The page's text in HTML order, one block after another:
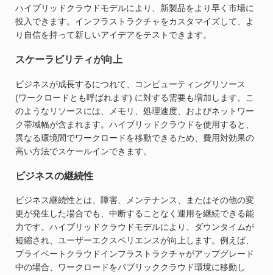
ハイブリッドクラウドモデルにより、新製品をより早く市場に
投入できます。インフラストラクチャをカスタマイズして、よ
り自信を持って新しいアイデアをテストできます。
スケーラビリティが向上
ビジネスが成長するにつれて、コンピューティングリソース
(ワークロードとも呼ばれます) に対する需要も増加します。こ
のようなリソースには、メモリ、処理速度、およびネットワー
ク帯域幅が含まれます。ハイブリッドクラウドを使用すると、
異なる環境間でワークロードを移動できるため、費用対効果の
高い方法でスケールインできます。
ビジネスの継続性
ビジネス継続性とは、障害、メンテナンス、またはその他の変
更が発生した場合でも、中断することなく運用を継続できる能
力です。ハイブリッドクラウドモデルにより、ダウンタイムが
短縮され、ユーザーエクスペリエンスが向上します。例えば、
プライベートクラウドインフラストラクチャがアップグレード
中の場合、ワークロードをパブリッククラウド環境に移動し